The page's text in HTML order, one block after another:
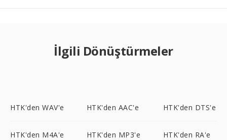
İlgili Dönüştürmeler
HTK'den WAV'e HTK'den AAC'e HTK'den DTS'e
HTK'den M4A'e HTK'den MP3'e HTK'den RA'e